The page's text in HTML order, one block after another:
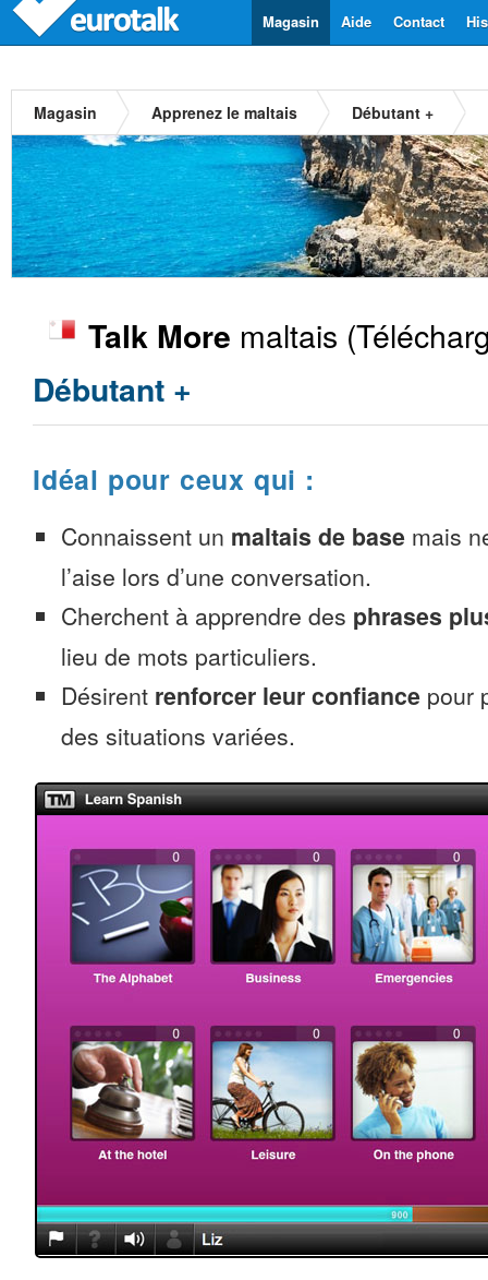
Contact
Aide
Magasin
Magasin Apprenez le maltais Débutant +
Talk More maltais
Débutant +
Idéal pour ceux qui :
Connaissent un maltais de base mais
l’aise lors d’une conversation.
Cherchent à apprendre des phrases
lieu de mots particuliers.
Désirent renforcer leur confiance pour
des situations variées.